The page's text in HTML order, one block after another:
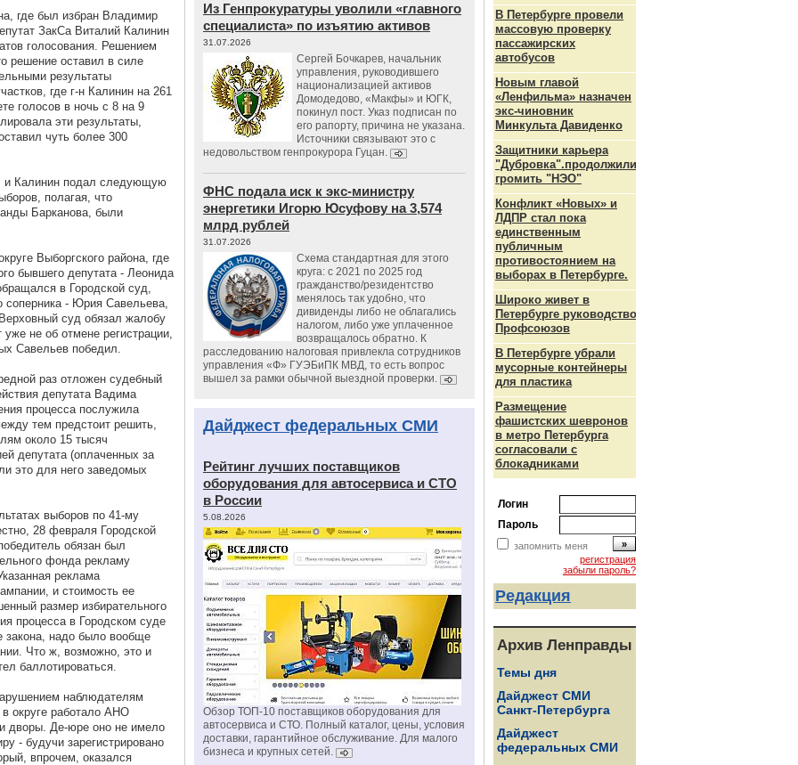
где был избран Владимир
ЗакСа Виталий Калинин
голосования. Решением
решение оставил в силе
результаты
где г-н Калинин на 261
голосов в ночь с 8 на 9
эти результаты,
чуть более 300
и Калинин подал следующую
полагая, что
Барканова, были
Выборгского района, где
бывшего депутата - Леонида
в Городской суд,
соперника - Юрия Савельева,
суд обязал жалобу
не об отмене регистрации,
Савельев победил.
раз отложен судебный
депутата Вадима
процесса послужила
тем предстоит решить,
около 15 тысяч
депутата (оплаченных за
это для него заведомых
выборов по 41-му
28 февраля Городской
обязан был
фонда рекламу
реклама
и стоимость ее
размер избирательного
процесса в Городском суде
закона, надо было вообще
Что ж, возможно, это и
баллотироваться.
наблюдателям
округе работало АНО
дворы. Де-юре оно не имело
- будучи зарегистрировано
впрочем, оказался
Из Генпрокуратуры уволили «главного
специалиста» по изъятию активов
31.07.2026
Сергей Бочкарев, начальник
управления, руководившего
национализацией активов
Домодедово, «Макфы» и ЮГК,
покинул пост. Указ подписан по
его рапорту, причина не указана.
Источники связывают это с
недовольством генпрокурора Гуцан.
ФНС подала иск к экс-министру
энергетики Игорю Юсуфову на 3,574
млрд рублей
31.07.2026
Схема стандартная для этого
круга: с 2021 по 2025 год
гражданство/резидентство
менялось так удобно, что
дивиденды либо не облагались
налогом, либо уже уплаченное
возвращалось обратно. К
расследованию налоговая привлекла сотрудников
управления «Ф» ГУЭБиПК МВД, то есть вопрос
вышел за рамки обычной выездной проверки.
Дайджест федеральных СМИ
Рейтинг лучших поставщиков
оборудования для автосервиса и СТО
в России
5.08.2026
Обзор ТОП-10 поставщиков оборудования для
автосервиса и СТО. Полный каталог, цены, условия
доставки, гарантийное обслуживание. Для малого
бизнеса и крупных сетей.
В Петербурге провели
массовую проверку
пассажирских
автобусов
Новым главой
«Ленфильма» назначен
экс-чиновник
Минкульта Давиденко
Защитники карьера
"Дубровка".продолжили
громить "НЭО"
Конфликт «Новых» и
ЛДПР стал пока
единственным
публичным
противостоянием на
выборах в Петербурге.
Широко живет в
Петербурге руководство
Профсоюзов
В Петербурге убрали
мусорные контейнеры
для пластика
Размещение
фашистских шевронов
в метро Петербурга
согласовали с
блокадниками
Логин
Пароль
запомнить меня
регистрация
забыли пароль?
Редакция
Архив Ленправды
Темы дня
Дайджест СМИ
Санкт-Петербурга
Дайджест
федеральных СМИ